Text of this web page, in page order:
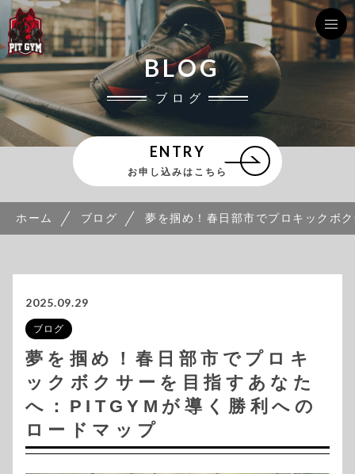
BLOG
ブログ
ENTRY
お申し込みはこちら
ホーム ブログ 夢を掴め！春日部市でプロキックボ
2025.09.29
ブログ
夢を掴め！春日部市でプロキ
ックボクサーを目指すあなた
へ：PITGYMが導く勝利への
ロードマップ